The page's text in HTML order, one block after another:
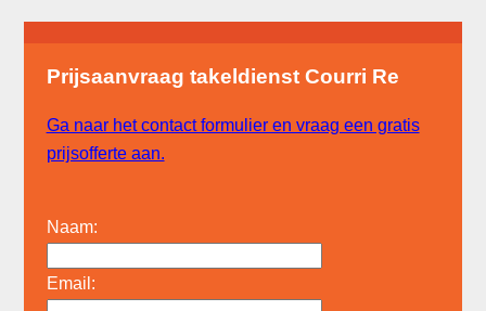
Prijsaanvraag takeldienst Courri Re
Ga naar het contact formulier en vraag een gratis
prijsofferte aan.
Naam:
Email: